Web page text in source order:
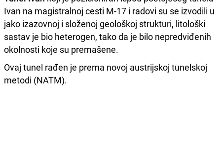
Ivan na magistralnoj cesti M-17 i radovi su se izvodili u
jako izazovnoj i složenoj geološkoj strukturi, litološki
sastav je bio heterogen, tako da je bilo nepredviđenih
okolnosti koje su premašene.
Ovaj tunel rađen je prema novoj austrijskoj tunelskoj
metodi (NATM).